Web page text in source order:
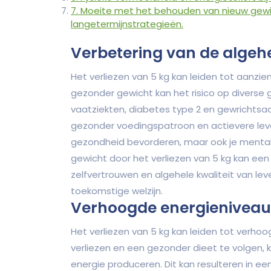
7. Moeite met het behouden van nieuw
langetermijnstrategieën.
Verbetering van de
Het verliezen van 5 kg kan leiden tot
gezonder gewicht kan het risico op
vaatziekten, diabetes type 2 en
gezonder voedingspatroon en actievere
gezondheid bevorderen, maar ook je
gewicht door het verliezen van 5 kg kan
zelfvertrouwen en algehele kwaliteit van
toekomstige welzijn.
Verhoogde
Het verliezen van 5 kg kan leiden tot
verliezen en een gezonder dieet te
energie produceren. Dit kan resulteren in